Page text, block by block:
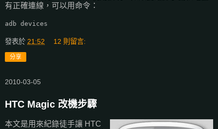
有正確連線，可以用命令：
adb devices
發表於 21:52 12 則留言:
分享
2010-03-05
HTC Magic 改機步驟
本文是用來紀錄徒手讓 HTC